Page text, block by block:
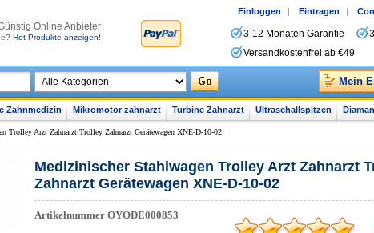
Online Anbieter
Hot Produkte anzeigen!
Einloggen | Eintragen |
3-12 Monaten Garantie
Versandkostenfrei ab €49
Mein
Zahnmedizin Mikromotor zahnarzt Turbine Zahnarzt Ultraschallspitzen
Trolley Arzt Zahnarzt Trolley Zahnarzt Gerätewagen XNE-D-10-02
Medizinischer Stahlwagen Trolley Arzt Zahnarzt
Zahnarzt Gerätewagen XNE-D-10-02
Artikelnummer OYODE000853